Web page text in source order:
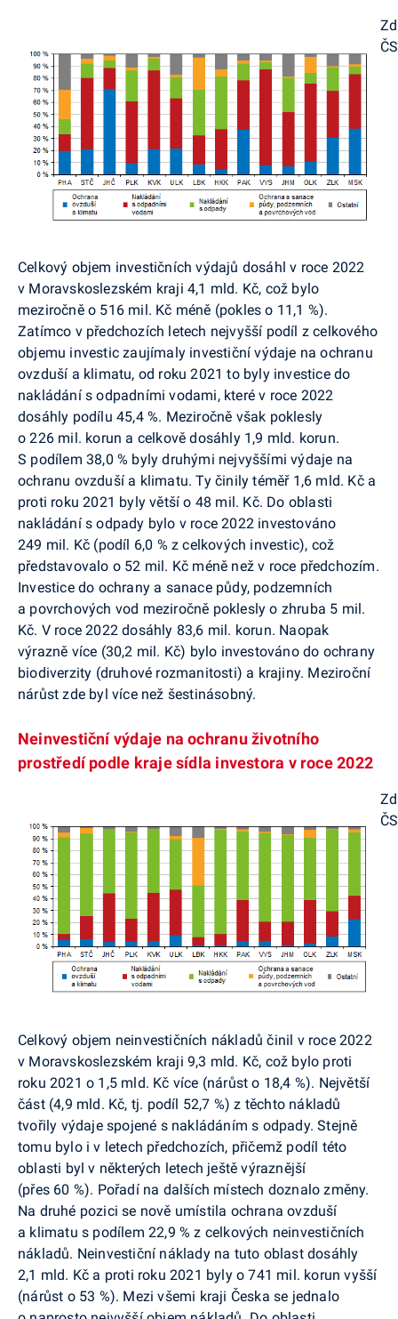
Celkový objem investičních výdajů dosáhl v roce 2022
v Moravskoslezském kraji 4,1 mld. Kč, což bylo
meziročně o 516 mil. Kč méně (pokles o 11,1 %).
Zatímco v předchozích letech nejvyšší podíl z celkového
objemu investic zaujímaly investiční výdaje na ochranu
ovzduší a klimatu, od roku 2021 to byly investice do
nakládání s odpadními vodami, které v roce 2022
dosáhly podílu 45,4 %. Meziročně však poklesly
o 226 mil. korun a celkově dosáhly 1,9 mld. korun.
S podílem 38,0 % byly druhými nejvyššími výdaje na
ochranu ovzduší a klimatu. Ty činily téměř 1,6 mld. Kč a
proti roku 2021 byly větší o 48 mil. Kč. Do oblasti
nakládání s odpady bylo v roce 2022 investováno
249 mil. Kč (podíl 6,0 % z celkových investic), což
představovalo o 52 mil. Kč méně než v roce předchozím.
Investice do ochrany a sanace půdy, podzemních
a povrchových vod meziročně poklesly o zhruba 5 mil.
Kč. V roce 2022 dosáhly 83,6 mil. korun. Naopak
výrazně více (30,2 mil. Kč) bylo investováno do ochrany
biodiverzity (druhové rozmanitosti) a krajiny. Meziroční
nárůst zde byl více než šestinásobný.
Neinvestiční výdaje na ochranu životního
prostředí podle kraje sídla investora v roce 2022
Celkový objem neinvestičních nákladů činil v roce 2022
v Moravskoslezském kraji 9,3 mld. Kč, což bylo proti
roku 2021 o 1,5 mld. Kč více (nárůst o 18,4 %). Největší
část (4,9 mld. Kč, tj. podíl 52,7 %) z těchto nákladů
tvořily výdaje spojené s nakládáním s odpady. Stejně
tomu bylo i v letech předchozích, přičemž podíl této
oblasti byl v některých letech ještě výraznější
(přes 60 %). Pořadí na dalších místech doznalo změny.
Na druhé pozici se nově umístila ochrana ovzduší
a klimatu s podílem 22,9 % z celkových neinvestičních
nákladů. Neinvestiční náklady na tuto oblast dosáhly
2,1 mld. Kč a proti roku 2021 byly o 741 mil. korun vyšší
(nárůst o 53 %). Mezi všemi kraji Česka se jednalo